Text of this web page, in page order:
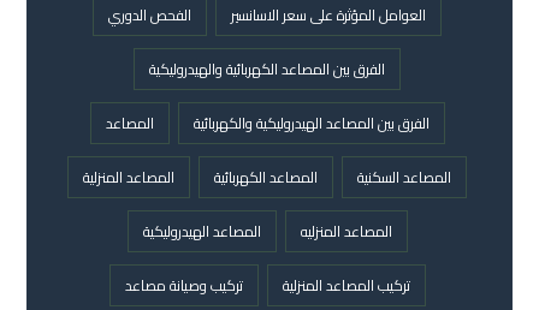
العوامل المؤثرة على سعر الاسانسير
الفحص الدوري
الفرق بين المصاعد الكهربائية والهيدروليكية
الفرق بين المصاعد الهيدروليكية والكهربائية
المصاعد
المصاعد السكنية
المصاعد الكهربائية
المصاعد المنزلية
المصاعد المنزليه
المصاعد الهيدروليكية
تركيب المصاعد المنزلية
تركيب وصيانة مصاعد